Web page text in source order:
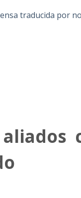
traducida por